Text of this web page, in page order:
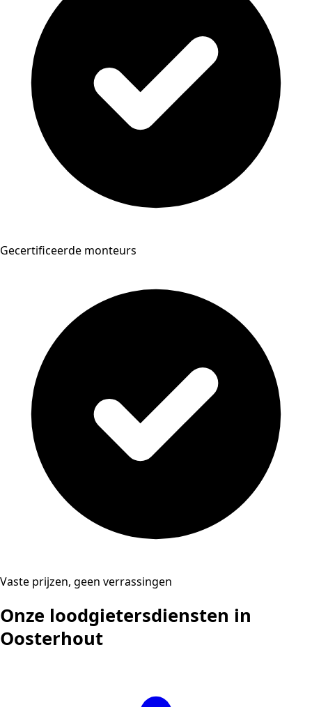
Gecertificeerde monteurs
Vaste prijzen, geen verrassingen
Onze loodgietersdiensten in
Oosterhout